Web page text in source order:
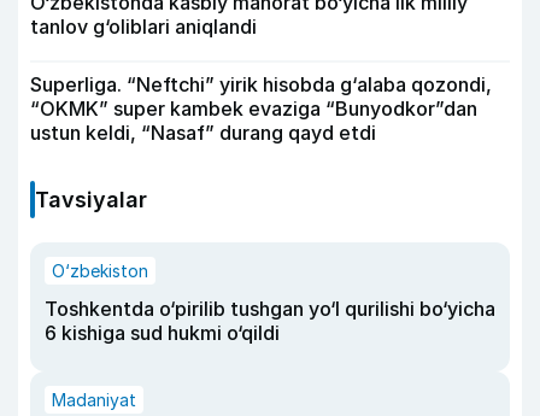
tanlov g‘oliblari aniqlandi
Superliga. “Neftchi” yirik hisobda g‘alaba qozondi,
“OKMK” super kambek evaziga “Bunyodkor”dan
ustun keldi, “Nasaf” durang qayd etdi
Tavsiyalar
O‘zbekiston
Toshkentda o‘pirilib tushgan yo‘l qurilishi bo‘yicha
6 kishiga sud hukmi o‘qildi
Madaniyat